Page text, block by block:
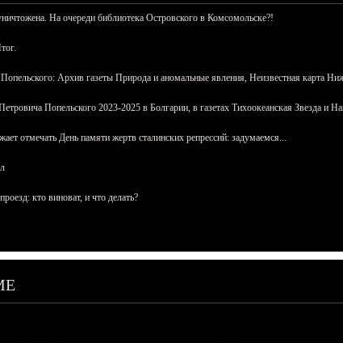
На очереди библиотека Островского в Комсомольске?!
Архив газеты Природа и аномальные явления, Неизвестная карта
Попельского 2023-2025 в Болгарии, в газетах Тихоокеанская Звезда и
отмечать День памяти жертв сталинских репрессий: задумаемся...
кто виноват, и что делать?